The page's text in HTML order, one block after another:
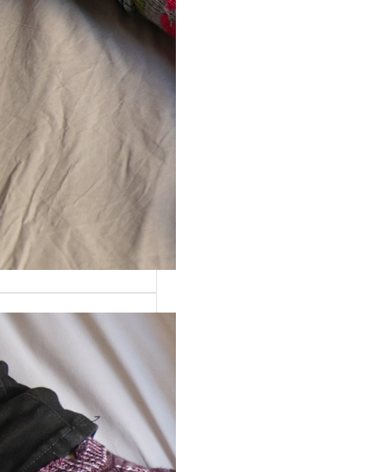
Ce patron a été
initialement créé pour les
membres de…